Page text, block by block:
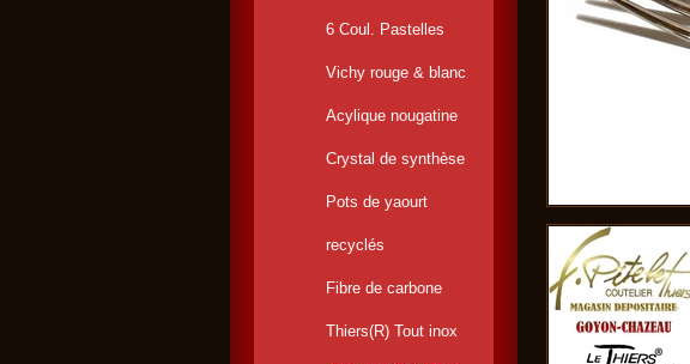
6 Coul. Pastelles
Vichy rouge & blanc
Acylique nougatine
Crystal de synthèse
Pots de yaourt
recyclés
Fibre de carbone
Thiers(R) Tout inox